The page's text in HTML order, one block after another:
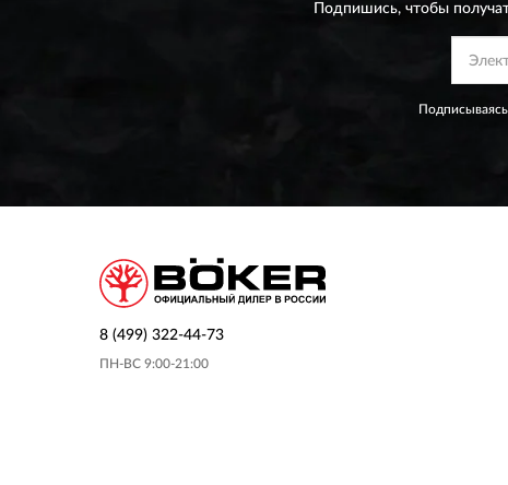
Подпишись, чтобы
8 (499) 322-44-73
ПН-ВС 9:00-21:00